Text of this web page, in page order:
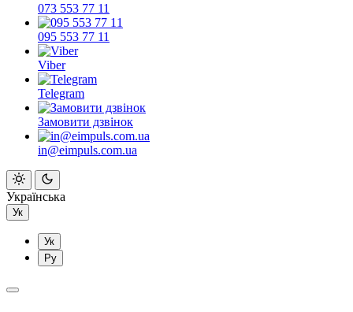
073 553 77 11
095 553 77 11
Viber
Telegram
Замовити дзвінок
in@eimpuls.com.ua
Українська
Ук
Ук
Ру